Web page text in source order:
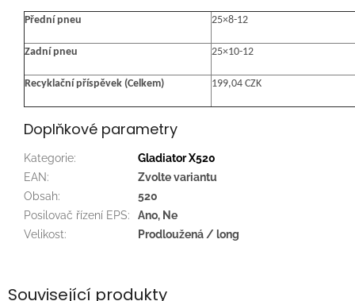
Související produkty
Přední pneu 25×8-12
Zadní pneu 25×10-12
Recyklační příspěvek (Celkem) 199,04 CZK
Doplňkové parametry
Kategorie:
Gladiator X520
EAN:
Zvolte variantu
Obsah:
520
Posilovač řízení EPS:
Ano, Ne
Velikost: Prodloužená / long